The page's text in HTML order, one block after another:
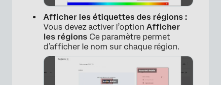
Afficher les étiquettes des régions :
Vous devez activer l’option Afficher
les régions Ce paramètre permet
d’afficher le nom sur chaque région.